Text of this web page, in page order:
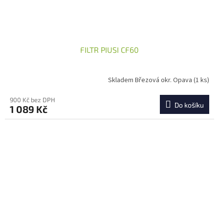
FILTR PIUSI CF60
Skladem Březová okr. Opava (1 ks)
900 Kč bez DPH
1 089 Kč Do košíku